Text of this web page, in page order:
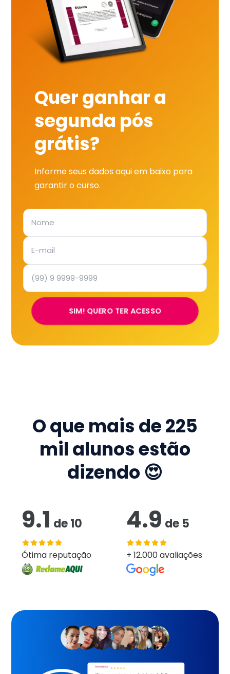
Quer ganhar a
segunda pós
grátis?
Informe seus dados aqui em baixo para
garantir o curso.
SIM! QUERO TER ACESSO
O que mais de225
mil alunos estão
dizendo 😍
9.1 de10
Ótima reputação
4.9 de 5
+ 12.000 avaliações